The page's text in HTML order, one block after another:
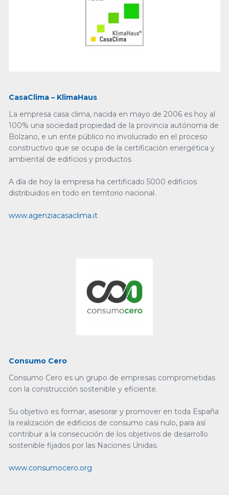
CasaClima – KlimaHaus
La empresa casa clima, nacida en mayo de 2006 es hoy al
100% una sociedad propiedad de la provincia autónoma de
Bolzano, e un ente público no involucrado en el proceso
constructivo que se ocupa de la certificación energética y
ambiental de edificios y productos
A día de hoy la empresa ha certificado 5000 edificios
distribuidos en todo en territorio nacional.
www.agenziacasaclima.it
Consumo Cero
Consumo Cero es un grupo de empresas comprometidas
con la construcción sostenible y eficiente.
Su objetivo es formar, asesorar y promover en toda España
la realización de edificios de consumo casi nulo, para así
contribuir a la consecución de los objetivos de desarrollo
sostenible fijados por las Naciones Unidas.
www.consumocero.org